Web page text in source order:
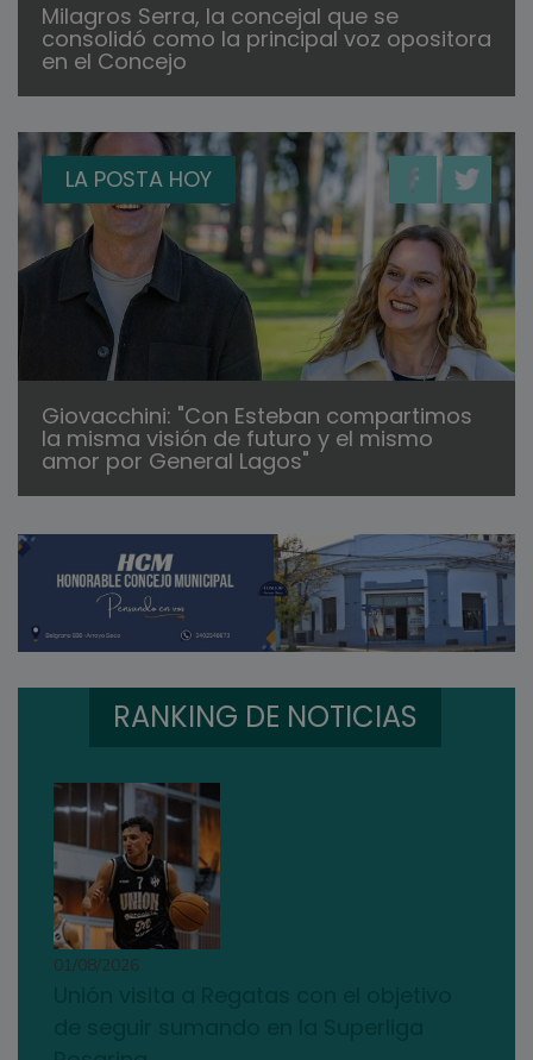
Milagros Serra, la concejal que se
consolidó como la principal voz opositora
en el Concejo
LA POSTA HOY
Giovacchini: "Con Esteban compartimos
la misma visión de futuro y el mismo
amor por General Lagos"
RANKING DE NOTICIAS
01/08/2026